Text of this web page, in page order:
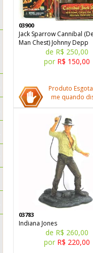
03900
Jack Sparrow Cannibal
Man Chest) Johnny Depp
de R$ 250,00
por R$ 150,00
Produto
me quando
03783
Indiana Jones
de R$ 260,00
por R$ 220,00